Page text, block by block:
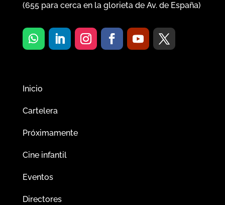
(655para cerca en la glorieta de Av. de España)
Inicio
Cartelera
Próximamente
Cine infantil
Eventos
Directores